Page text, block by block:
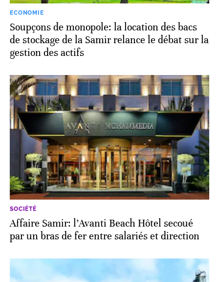
ECONOMIE
Soupçons de monopole: la location des bacs
de stockage de la Samir relance le débat sur la
gestion des actifs
SOCIÉTÉ
Affaire Samir: l’Avanti Beach Hôtel secoué
par un bras de fer entre salariés et direction